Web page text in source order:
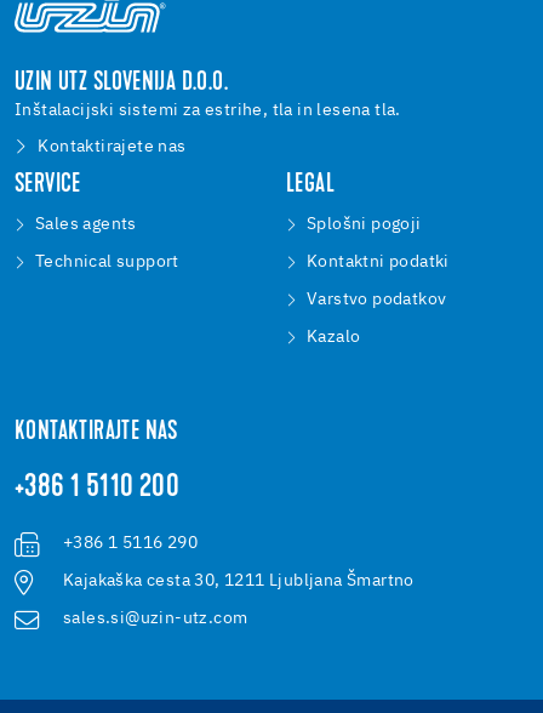
UZIN UTZ SLOVENIJA D.O.O.
Inštalacijski sistemi za estrihe, tla in lesena tla.
Kontaktirajete nas
SERVICE
Sales agents
Technical support
LEGAL
Splošni pogoji
Kontaktni podatki
Varstvo podatkov
Kazalo
KONTAKTIRAJTE NAS
+386 1 5110 200
+386 1 5116 290
Kajakaška cesta 30, 1211 Ljubljana Šmartno
sales.si@uzin-utz.com